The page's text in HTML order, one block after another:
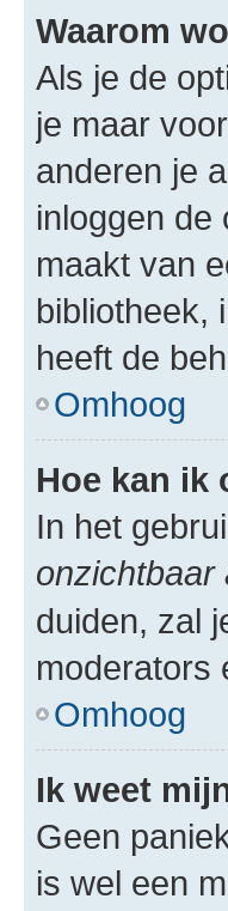
Waarom
Als je de
je maar
anderen je
inloggen de
maakt van
bibliotheek,
heeft de
Omhoog
Hoe kan ik
In het
onzichtbaar
duiden, zal
moderators
Omhoog
Ik weet
Geen
is wel een